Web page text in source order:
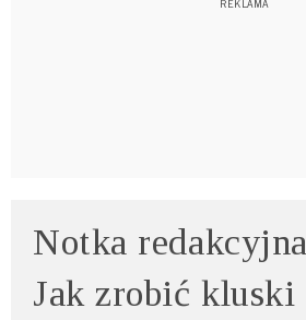
Notka redakcyjna
Jak zrobić kluski